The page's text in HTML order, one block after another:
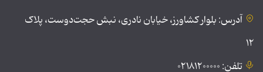
آدرس: بلوار کشاورز، خیابان نادری، نبش حجت‌دوست، پلاک
۱۲
تلفن: ۰۲۱۸۱۲۰۰۰۰۰